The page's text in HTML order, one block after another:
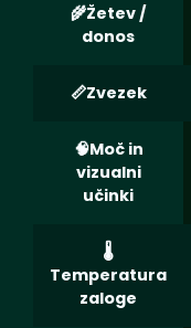
Žetev /
donos
Zvezek
Moč in
vizualni
učinki
Temperatura
zaloge